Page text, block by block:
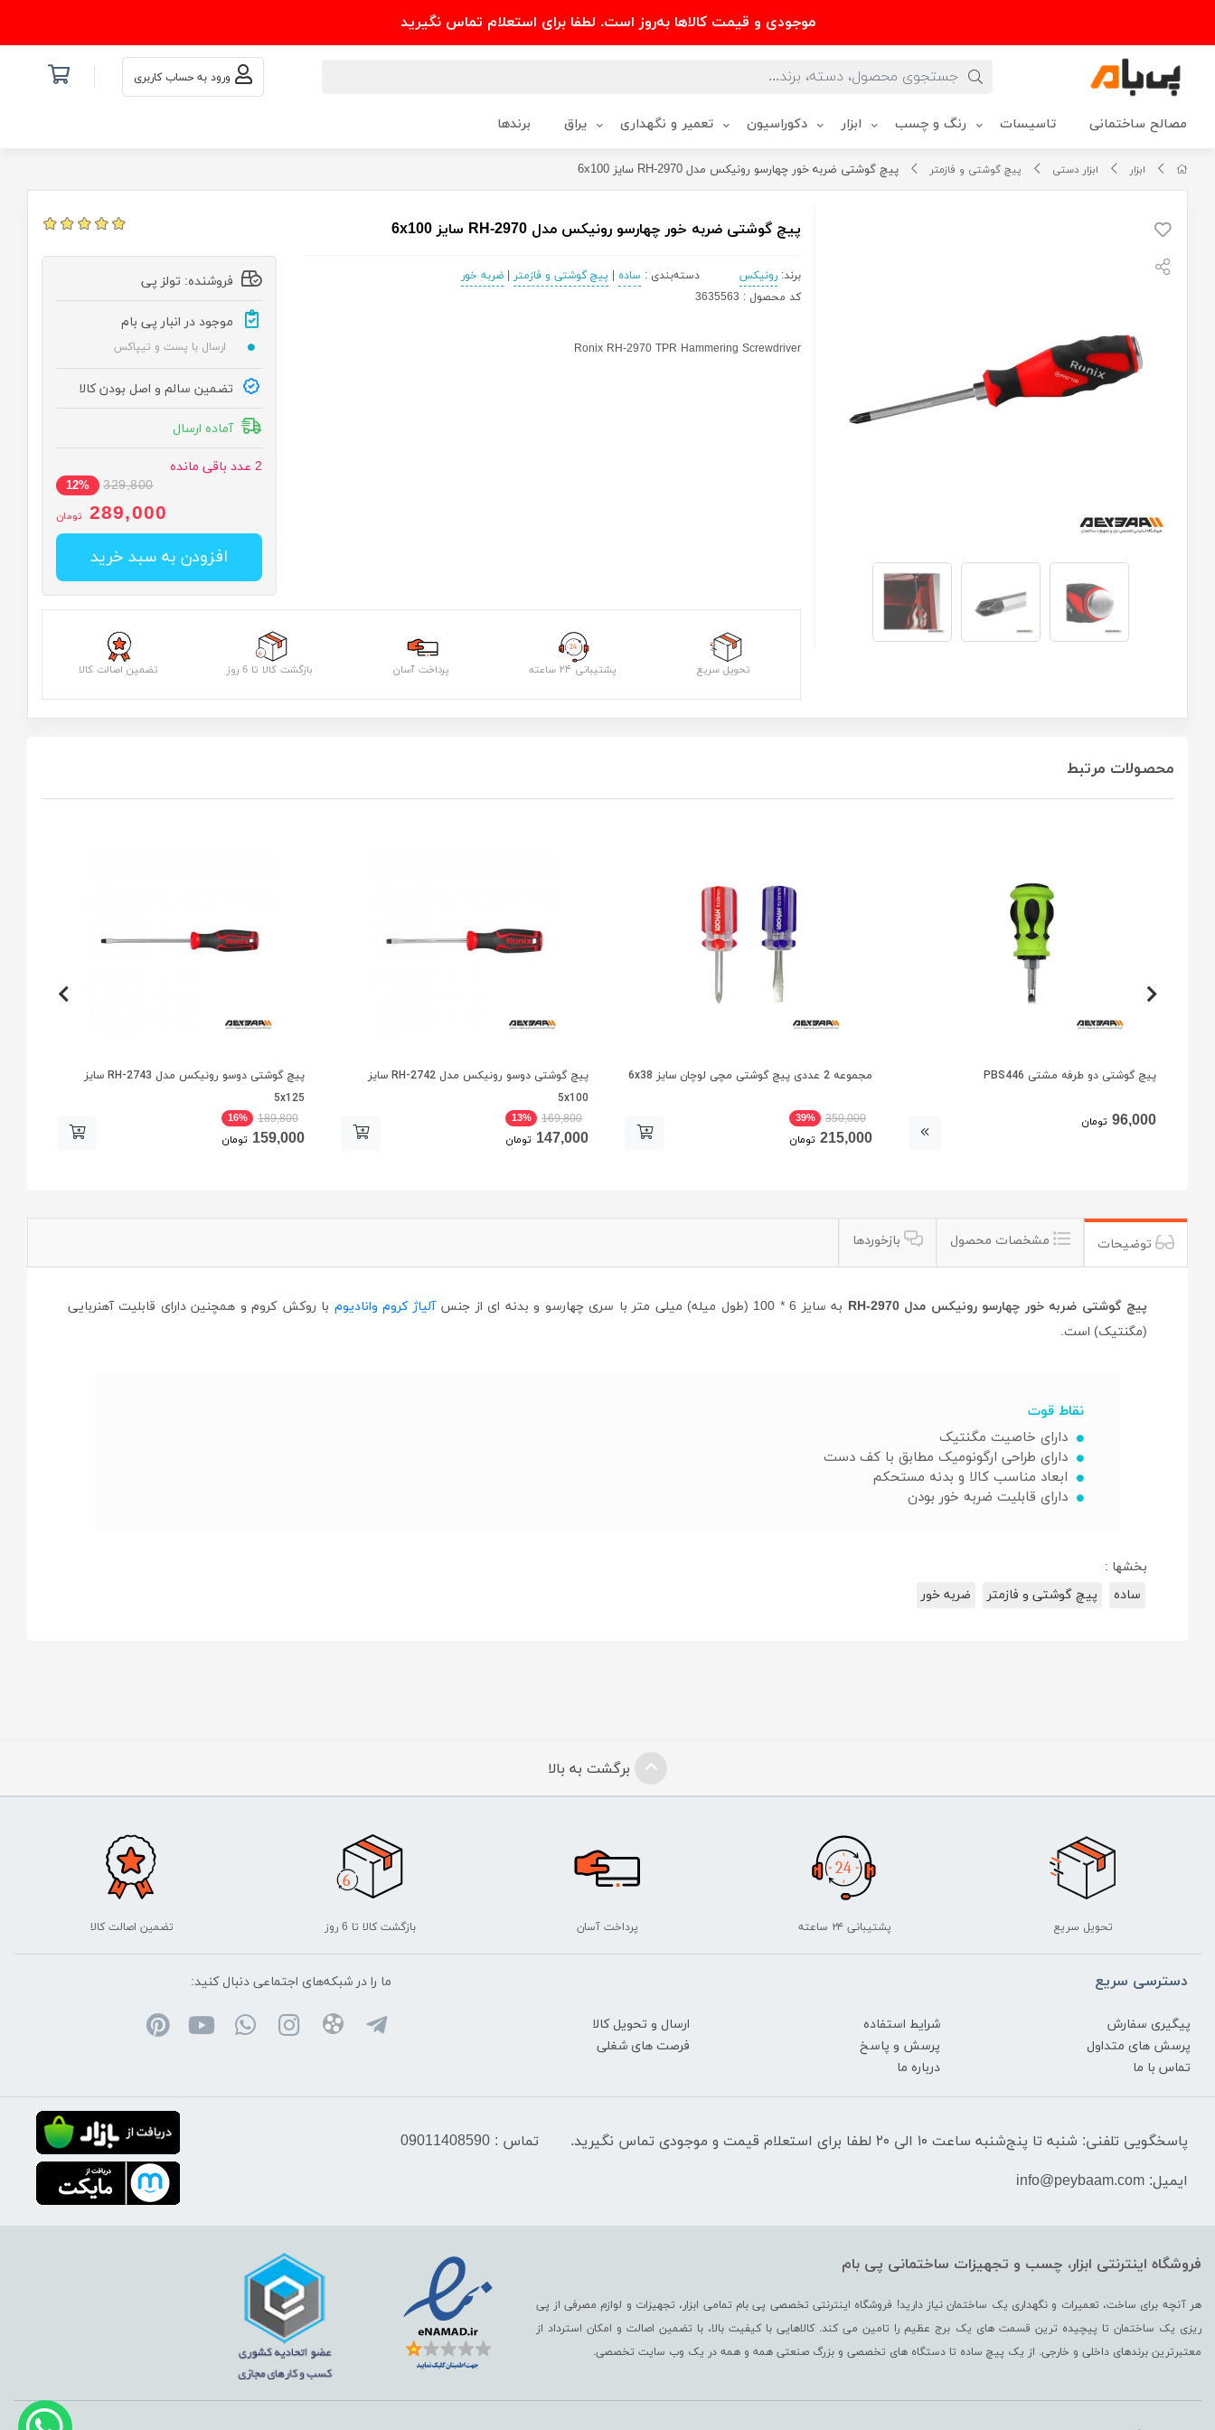
موجودی و قیمت کالاها به‌روز است. لطفا برای استعلام تماس نگیرید
ورود به حساب کاربری
مصالح ساختمانی تاسیسات رنگ و چسب ابزار دکوراسیون تعمیر و نگهداری یراق برندها
ابزار ابزار دستی پیچ گوشتی و فازمتر پیچ گوشتی ضربه خور چهارسو رونیکس مدل RH-2970 سایز 6x100
پیچ گوشتی ضربه خور چهارسو رونیکس مدل RH-2970 سایز 6x100
برند:رونیکس دسته‌بندی : ساده پیچ گوشتی و فازمتر |ضربه خور
کد محصول : 3635563
Ronix RH-2970 TPR Hammering Screwdriver
فروشنده: تولز پی
موجود در انبار پی بام
ارسال با پست و تیپاکس
تضمین سالم و اصل بودن کالا
آماده ارسال
2 عدد باقی مانده
329,800
12%
289,000 تومان
افزودن به سبد خرید
تحویل سریع پشتیبانی ۲۴ ساعته پرداخت آسان بازگشت کالا تا 6 روز تضمین اصالت کالا
محصولات مرتبط
پیچ گوشتی دو طرفه مشتی PBS446
96,000 تومان
مجموعه 2 عددی پیچ گوشتی مچی لوچان سایز 6x38
39% 350,000
215,000 تومان
پیچ گوشتی دوسو رونیکس مدل RH-2742 سایز
5x100
13%
169,800
147,000 تومان
پیچ گوشتی دوسو رونیکس مدل RH-2743 سایز
5x125
16%
189,800
159,000 تومان
توضیحات مشخصات محصول بازخوردها
پیچ گوشتی ضربه خور چهارسو رونیکس مدل RH-2970 به سایز 6 * 100 (طول میله) میلی متر با سری چهارسو و بدنه ای از جنس آلیاژ کروم وانادیوم با روکش کروم و همچنین دارای قابلیت آهنربایی
(مگنتیک) است.
نقاط قوت
دارای خاصیت مگنتیک
دارای طراحی ارگونومیک مطابق با کف دست
ابعاد مناسب کالا و بدنه مستحکم
دارای قابلیت ضربه خور بودن
بخشها :
ساده
پیچ گوشتی و فازمتر ضربه خور
برگشت به بالا
تحویل سریع پشتیبانی ۲۴ ساعته پرداخت آسان بازگشت کالا تا 6 روز تضمین اصالت کالا
دسترسی سریع
پیگیری سفارش شرایط استفاده
ارسال و تحویل کالا
پرسش های متداول
پرسش و پاسخ
فرصت های شغلی
تماس با ما
درباره ما
ما را در شبکه‌های اجتماعی دنبال کنید:
پاسخگویی تلفنی: شنبه تا پنج‌شنبه ساعت ۱۰ الی ۲۰ لطفا برای استعلام قیمت‌ و موجودی تماس نگیرید.
تماس : 09011408590
ایمیل: info@peybaam.com
فروشگاه اینترنتی ابزار، چسب و تجهیزات ساختمانی پی بام
هر آنچه برای ساخت، تعمیرات و نگهداری یک ساختمان نیاز دارید! فروشگاه اینترنتی تخصصی پی بام تمامی ابزار، تجهیزات و لوازم مصرفی از پی
ریزی یک ساختمان تا پیچیده ترین قسمت‌ های یک برج عظیم را تامین می کند. کالاهایی با کیفیت بالا، با تضمین اصالت و امکان استرداد از
معتبرترین برندهای داخلی و خارجی. از یک پیچ ساده تا دستگاه های تخصصی و بزرگ صنعتی همه و همه در یک وب سایت تخصصی.